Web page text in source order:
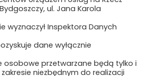
ul. Jana Karola
wyznaczył Inspektora Danych
dane wyłącznie
osobowe przetwarzane będą tylko i
zakresie niezbędnym do realizacji